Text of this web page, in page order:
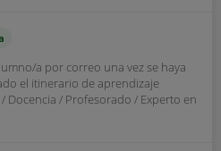
a por correo una vez se haya
el itinerario de aprendizaje
Docencia / Profesorado / Experto en